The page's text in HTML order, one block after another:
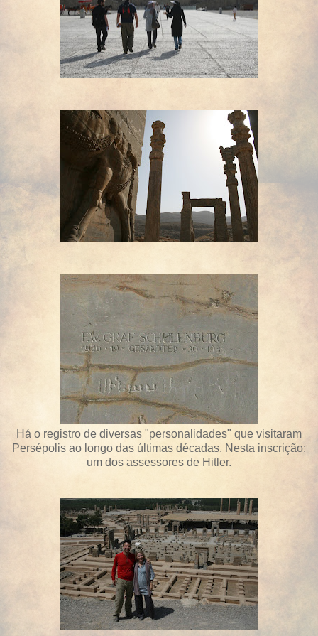
Há o registro de diversas "personalidades" que visitaram
Persépolis ao longo das últimas décadas. Nesta inscrição:
um dos assessores de Hitler.